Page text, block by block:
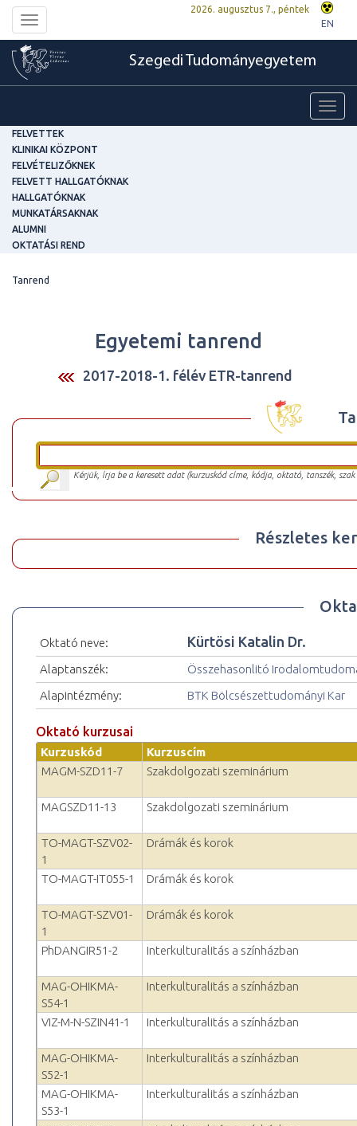
Toggle
navigation
2026. augusztus 7., péntek
EN
Szegedi Tudományegyetem
FELVETTEK
KLINIKAI KÖZPONT
FELVÉTELIZŐKNEK
FELVETT HALLGATÓKNAK
HALLGATÓKNAK
MUNKATÁRSAKNAK
ALUMNI
OKTATÁSI REND
Tanrend
Egyetemi tanrend
2017-2018-1. félév ETR-tanrend
Kérjük, írja be a keresett adat (kurzuskód címe, kódja, oktató, tanszék,
Részletes
Oktató neve: Kürtösi Katalin Dr.
Alaptanszék:
Összehasonlitó
Alapintézmény:
BTK Bölcsészettudományi Kar
Oktató kurzusai
Kurzuskód
Kurzuscím
MAGM-SZD11-7
Szakdolgozati szeminárium
MAGSZD11-13 Szakdolgozati szeminárium
TO-MAGT-SZV02-
1
Drámák és korok
TO-MAGT-IT055-1 Drámák és korok
TO-MAGT-SZV01-
1
Drámák és korok
PhDANGIR51-2 Interkulturalitás a színházban
MAG-OHIKMA-
S54-1
Interkulturalitás a színházban
VIZ-M-N-SZIN41-1 Interkulturalitás a színházban
MAG-OHIKMA-
S52-1
Interkulturalitás a színházban
MAG-OHIKMA-
S53-1
Interkulturalitás a színházban